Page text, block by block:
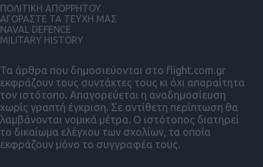
Τα άρθρα που δημοσιεύονται στο flight.com.gr
εκφράζουν τους συντάκτες τους κι όχι απαραίτητα
τον ιστότοπο. Απαγορεύεται η αναδημοσίευση
χωρίς γραπτή έγκριση. Σε αντίθετη περίπτωση θα
λαμβάνονται νομικά μέτρα. Ο ιστότοπος διατηρεί
το δικαίωμα ελέγχου των σχολίων, τα οποία
εκφράζουν μόνο το συγγραφέα τους.
ΠΟΛΙΤΙΚΗ ΑΠΟΡΡΗΤΟΥ
ΑΓΟΡΑΣΤΕ ΤΑ ΤΕΥΧΗ ΜΑΣ
NAVAL DEFENCE
MILITARY HISTORY